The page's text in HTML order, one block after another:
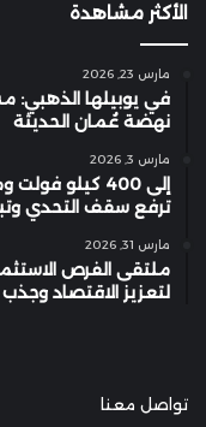
الأكثر مشاهدة
مارس 23, 2026
في يوبيلها الذهبي:
نهضة عُمان الحديثة
مارس 3, 2026
إلى 400 كيلو
ترفع سقف التحدي
مارس 31, 2026
لتعزيز الاقتصاد
تواصل معنا